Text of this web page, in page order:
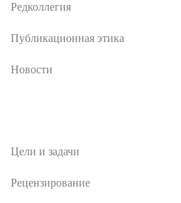
Редколлегия
Публикационная этика
Новости
Цели и задачи
Рецензирование